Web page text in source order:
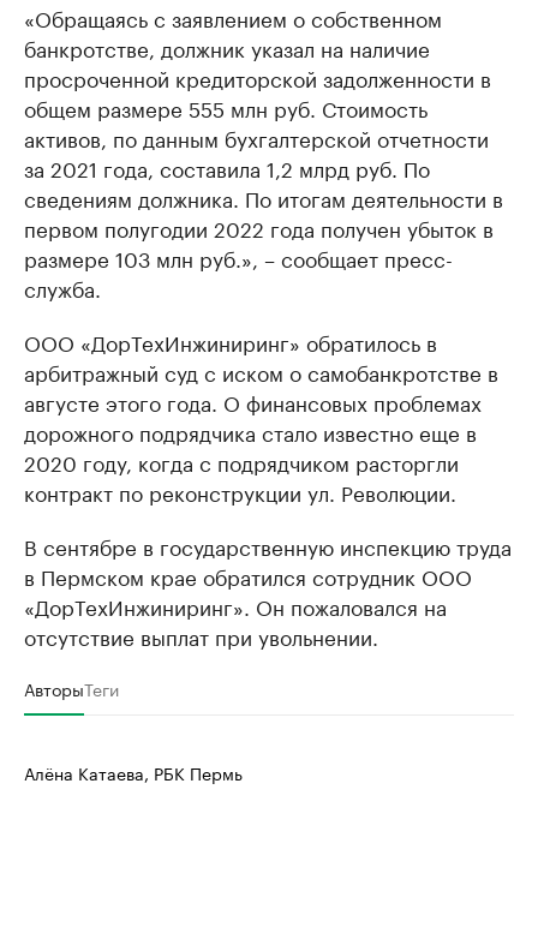
«Обращаясь с заявлением о собственном
банкротстве, должник указал на наличие
просроченной кредиторской задолженности в
общем размере 555 млн руб. Стоимость
активов, по данным бухгалтерской отчетности
за 2021 года, составила 1,2 млрд руб. По
сведениям должника. По итогам деятельности в
первом полугодии 2022 года получен убыток в
размере 103 млн руб.», – сообщает пресс-
служба.
ООО «ДорТехИнжиниринг» обратилось в
арбитражный суд с иском о самобанкротстве в
августе этого года. О финансовых проблемах
дорожного подрядчика стало известно еще в
2020 году, когда с подрядчиком расторгли
контракт по реконструкции ул. Революции.
В сентябре в государственную инспекцию труда
в Пермском крае обратился сотрудник ООО
«ДорТехИнжиниринг». Он пожаловался на
отсутствие выплат при увольнении.
АвторыТеги
Алёна Катаева, РБК Пермь